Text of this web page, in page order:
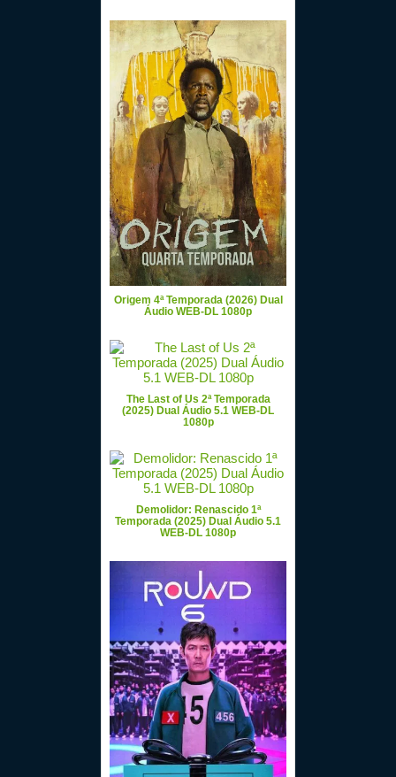
Origem 4ª Temporada (2026) Dual
Áudio WEB-DL 1080p
The Last of Us 2ª Temporada
(2025) Dual Áudio 5.1 WEB-DL
1080p
Demolidor: Renascido 1ª
Temporada (2025) Dual Áudio 5.1
WEB-DL 1080p